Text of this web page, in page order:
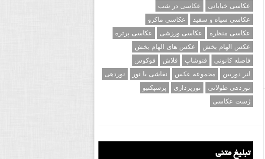
عکاسی خیابانی
عکاسی در شب
عکاسی سیاه و سفید
عکاسی ماکرو
عکاسی منظره
عکاسی ورزشی
عکاسی پرتره
عکس الهام بخش
عکس های الهام بخش
فاصله کانونی
فتوشاپ فلاش
فوکوس
لنز دوربین
مجموعه عکس نقاشی با نور
نوردهی
نوردهی طولانی
نورپردازی
پرسپکتیو
ژست عکاسی
تبلیغ متنی